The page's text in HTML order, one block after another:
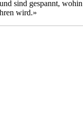
sind gespannt,
wird.»